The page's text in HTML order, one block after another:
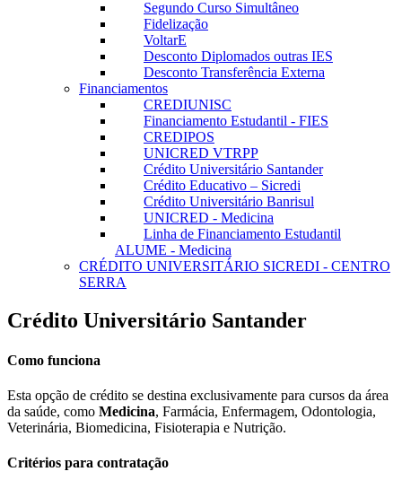
Segundo Curso Simultâneo
Fidelização
VoltarE
Desconto Diplomados outras IES
Desconto Transferência Externa
Financiamentos
CREDIUNISC
Financiamento Estudantil - FIES
CREDIPOS
UNICRED VTRPP
Crédito Universitário Santander
Crédito Educativo – Sicredi
Crédito Universitário Banrisul
UNICRED - Medicina
Linha de Financiamento Estudantil
ALUME - Medicina
CRÉDITO UNIVERSITÁRIO SICREDI - CENTRO
SERRA
Crédito Universitário Santander
Como funciona
Esta opção de crédito se destina exclusivamente para cursos da área
da saúde, como Medicina, Farmácia, Enfermagem, Odontologia,
Veterinária, Biomedicina, Fisioterapia e Nutrição.
Critérios para contratação